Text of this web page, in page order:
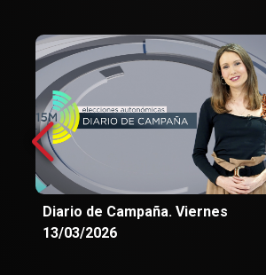
Diario de Campaña. Viernes
13/03/2026